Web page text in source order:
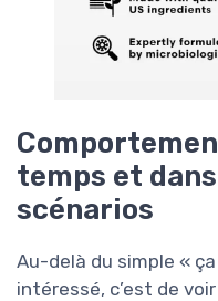
temps et
scénarios
Au-delà du simple «
intéressé, c’est de